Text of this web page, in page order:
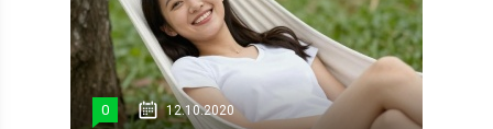
0 12.10.2020